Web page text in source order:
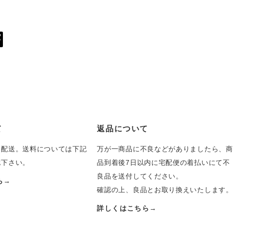
送。送料については下記
さい。
→
返品について
万が一商品に不良などがありましたら、商
品到着後7日以内に宅配便の着払いにて不
良品を送付してください。
確認の上、良品とお取り換えいたします。
詳しくはこちら→